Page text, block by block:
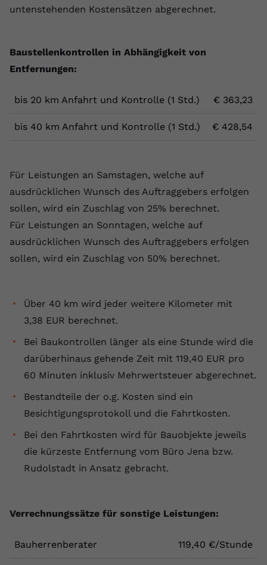
untenstehenden Kostensätzen abgerechnet.
Baustellenkontrollen in Abhängigkeit von
Entfernungen:
bis 20 km Anfahrt und Kontrolle (1 Std.) € 363,23
bis 40 km Anfahrt und Kontrolle (1 Std.) € 428,54
Für Leistungen an Samstagen, welche auf
ausdrücklichen Wunsch des Auftraggebers erfolgen
sollen, wird ein Zuschlag von 25% berechnet.
Für Leistungen an Sonntagen, welche auf
ausdrücklichen Wunsch des Auftraggebers erfolgen
sollen, wird ein Zuschlag von 50% berechnet.
Über 40 km wird jeder weitere Kilometer mit
3,38 EUR berechnet.
Bei Baukontrollen länger als eine Stunde wird die
darüberhinaus gehende Zeit mit 119,40 EUR pro
60 Minuten inklusiv Mehrwertsteuer abgerechnet.
Bestandteile der o.g. Kosten sind ein
Besichtigungsprotokoll und die Fahrtkosten.
Bei den Fahrtkosten wird für Bauobjekte jeweils
die kürzeste Entfernung vom Büro Jena bzw.
Rudolstadt in Ansatz gebracht.
Verrechnungssätze für sonstige Leistungen:
Bauherrenberater 119,40 €/Stunde